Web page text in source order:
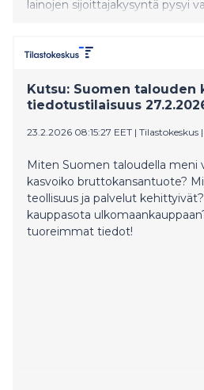
lainojen sijoittajakysyntä pysyi
Kutsu: Suomen talouden
tiedotustilaisuus
23.2.2026 08:15:27 EET | Tilastokeskus |
Miten Suomen taloudella meni
kasvoiko bruttokansantuote?
teollisuus ja palvelut
kauppasota
tuoreimmat tiedot!